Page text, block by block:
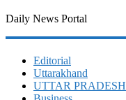
Daily News Portal
Editorial
Uttarakhand
UTTAR PRADESH